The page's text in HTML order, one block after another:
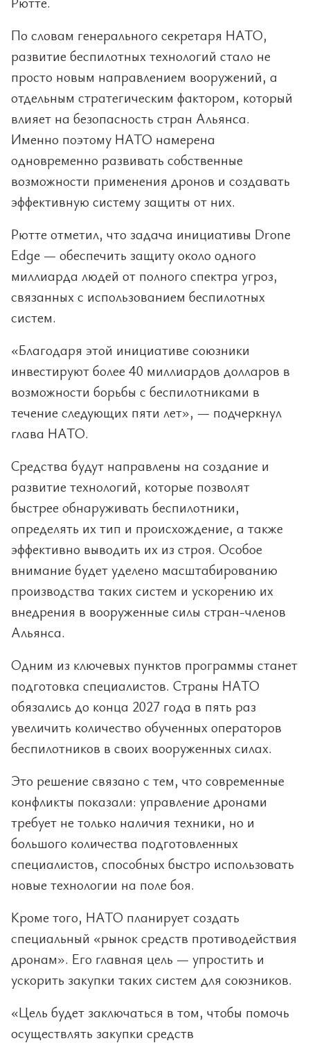
По словам генерального секретаря НАТО,
развитие беспилотных технологий стало не
просто новым направлением вооружений, а
отдельным стратегическим фактором, который
влияет на безопасность стран Альянса.
Именно поэтому НАТО намерена
одновременно развивать собственные
возможности применения дронов и создавать
эффективную систему защиты от них.
Рютте отметил, что задача инициативы Drone
Edge — обеспечить защиту около одного
миллиарда людей от полного спектра угроз,
связанных с использованием беспилотных
систем.
«Благодаря этой инициативе союзники
инвестируют более 40 миллиардов долларов в
возможности борьбы с беспилотниками в
течение следующих пяти лет», — подчеркнул
глава НАТО.
Средства будут направлены на создание и
развитие технологий, которые позволят
быстрее обнаруживать беспилотники,
определять их тип и происхождение, а также
эффективно выводить их из строя. Особое
внимание будет уделено масштабированию
производства таких систем и ускорению их
внедрения в вооруженные силы стран-членов
Альянса.
Одним из ключевых пунктов программы станет
подготовка специалистов. Страны НАТО
обязались до конца 2027 года в пять раз
увеличить количество обученных операторов
беспилотников в своих вооруженных силах.
Это решение связано с тем, что современные
конфликты показали: управление дронами
требует не только наличия техники, но и
большого количества подготовленных
специалистов, способных быстро использовать
новые технологии на поле боя.
Кроме того, НАТО планирует создать
специальный «рынок средств противодействия
дронам». Его главная цель — упростить и
ускорить закупки таких систем для союзников.
«Цель будет заключаться в том, чтобы помочь
осуществлять закупки средств